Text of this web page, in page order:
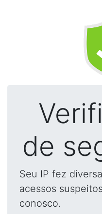
de
Seu IP fez
acessos
conosco.